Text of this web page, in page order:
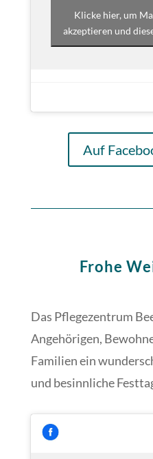
Klicke hier, um
akzeptieren und
Auf
Frohe
Das Pflegezentrum
Angehörigen,
Familien ein
und besinnliche